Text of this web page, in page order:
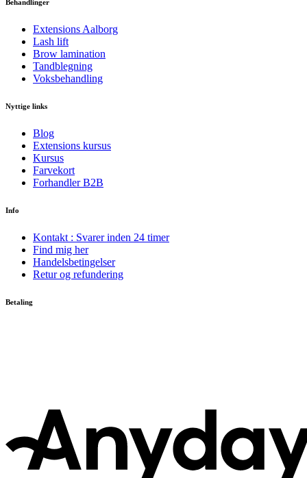
Behandlinger
Extensions Aalborg
Lash lift
Brow lamination
Tandblegning
Voksbehandling
Nyttige links
Blog
Extensions kursus
Kursus
Farvekort
Forhandler B2B
Info
Kontakt : Svarer inden 24 timer
Find mig her
Handelsbetingelser
Retur og refundering
Betaling